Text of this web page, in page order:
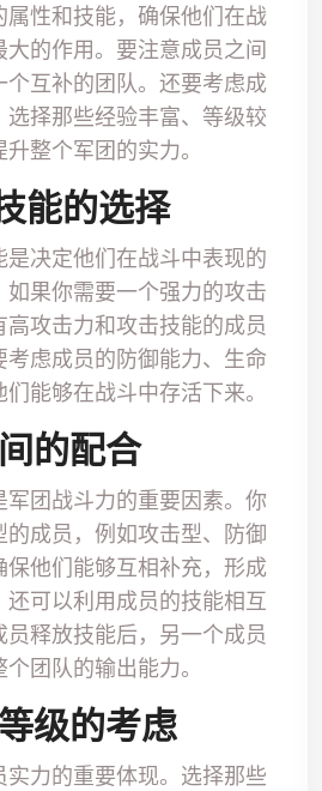
属性和技能，确保他们在战
大的作用。要注意成员之间
个互补的团队。还要考虑成
选择那些经验丰富、等级较
整个军团的实力。
能的选择
是决定他们在战斗中表现的
如果你需要一个强力的攻击
攻击力和攻击技能的成员
考虑成员的防御能力、生命
能够在战斗中存活下来。
的配合
军团战斗力的重要因素。你
的成员，例如攻击型、防御
保他们能够互相补充，形成
可以利用成员的技能相互
释放技能后，另一个成员
团队的输出能力。
级的考虑
实力的重要体现。选择那些